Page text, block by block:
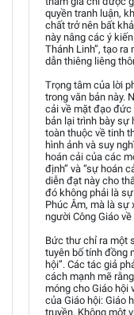
quyền tranh luận,
chất trở nên bất
này nâng các ý
Thánh Linh”, tạo
dẫn thiêng liêng
Trọng tâm của lời
trong văn bản này.
cải về mặt đạo đức
bản lại trình bày sự
toàn thuộc về tinh
hình ảnh và suy
hoán cải của các
định” và “sự hoán
diễn đạt này cho
đó không phải là
Phúc Âm, mà là sự
người Công Giáo về
Bức thư chỉ ra một
tuyên bố tính đồng
hội”. Các tác giả
cách mạnh mẽ
móng cho Giáo hội
của Giáo hội: Giáo
truyền. Không một